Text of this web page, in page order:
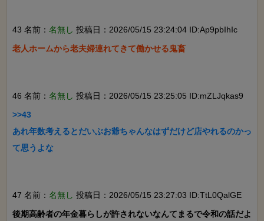
43 名前： 名無し 投稿日：2026/05/15 23:24:04 ID:Ap9pbIhIc
老人ホームから老夫婦連れてきて働かせる鬼畜
46 名前： 名無し 投稿日：2026/05/15 23:25:05 ID:mZLJqkas9
>>43
あれ年数考えるとだいぶお爺ちゃんなはずだけど店やれるのかっ
て思うよな
47 名前： 名無し 投稿日：2026/05/15 23:27:03 ID:TtL0QalGE
後期高齢者の年金暮らしが許されないなんてまるで令和の話だよ